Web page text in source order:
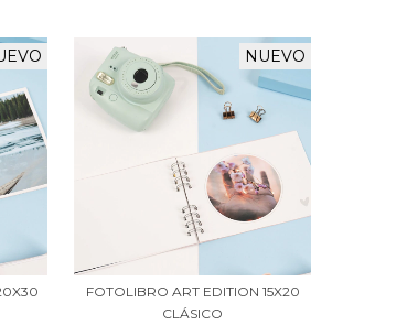
NUEVO
FOTOLIBRO ART EDITION 15X20
CLÁSICO